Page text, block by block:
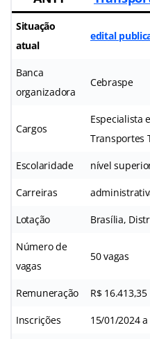
Situação
atual
edital
Banca
organizadora
Cebraspe
Cargos
Especialista
Transportes
Escolaridade nível
Carreiras
Lotação Brasília,
Número de
vagas
50 vagas
Remuneração R$ 16.413,35
Inscrições 15/01/2024